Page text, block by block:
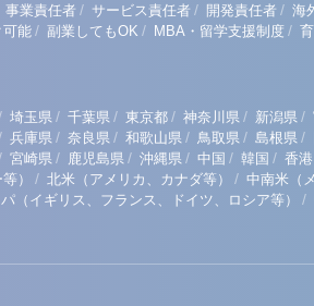
事業責任者 / サービス責任者 / 開発責任者 / 海
可能 / 副業してもOK / MBA・留学支援制度 /
埼玉県 / 千葉県 / 東京都 / 神奈川県 / 新潟県 /
兵庫県 / 奈良県 / 和歌山県 / 鳥取県 / 島根県 /
宮崎県 / 鹿児島県 / 沖縄県 / 中国 / 韓国 / 香港
） / 北米（アメリカ、カナダ等） / 中南米（
（イギリス、フランス、ドイツ、ロシア等） /